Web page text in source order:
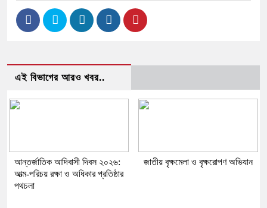
এই বিভাগের আরও খবর..
আন্তর্জাতিক আদিবাসী দিবস ২০২৬:
আত্ম-পরিচয় রক্ষা ও অধিকার প্রতিষ্ঠার
পথচলা
জাতীয় বৃক্ষমেলা ও বৃক্ষরোপণ অভিযান